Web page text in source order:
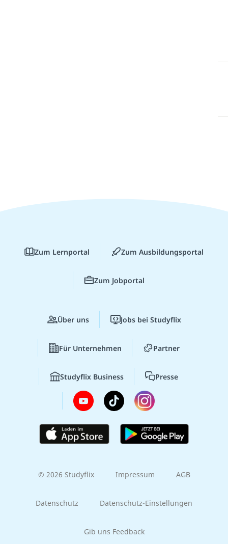
Zum Lernportal Zum Ausbildungsportal
Zum Jobportal
Über uns Jobs bei Studyflix
Für Unternehmen Partner
Studyflix Business Presse
© 2026 Studyflix Impressum AGB
Datenschutz Datenschutz-Einstellungen
Gib uns Feedback